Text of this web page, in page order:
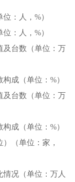
：人，%）
：人，%）
及台数（单位：万
成（单位：%）
及台数（单位：万
成（单位：%）
（单位：家，
况（单位：万人